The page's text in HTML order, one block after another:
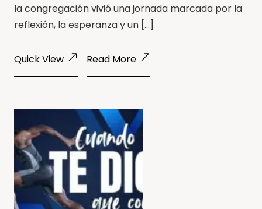
la congregación vivió una jornada marcada por la
reflexión, la esperanza y un […]
Quick View Read More